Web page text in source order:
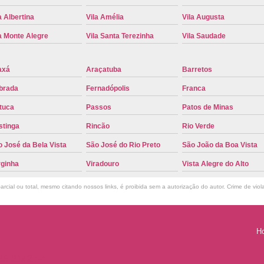
Troca para Placa Mercosul
Troca da
Troca de Placa Automotiva
Troca
Troca de Placa do Veículo
Troca de
Troca de Placas de Veículo
Troca
Troca Placa de Carro
Placa
Troca de Placa no Detran
Troca de
Troca de Placa Veicular
Troca Placa
Troca Placa
Albertina Vila Amélia Vila Augusta
Monte Alegre Vila Santa Terezinha Vila Saudade
Araçatuba Barretos
Fernadópolis Franca
Passos Patos de Minas
Rincão Rio Verde
José da Bela Vista São José do Rio Preto São João da Boa Vista
Viradouro Vista Alegre do Alto
ou total, mesmo citando nossos links, é proibida sem a autorização do autor. Crime de